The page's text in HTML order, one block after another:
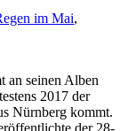
im Mai,
an seinen Alben
2017 der
Nürnberg kommt.